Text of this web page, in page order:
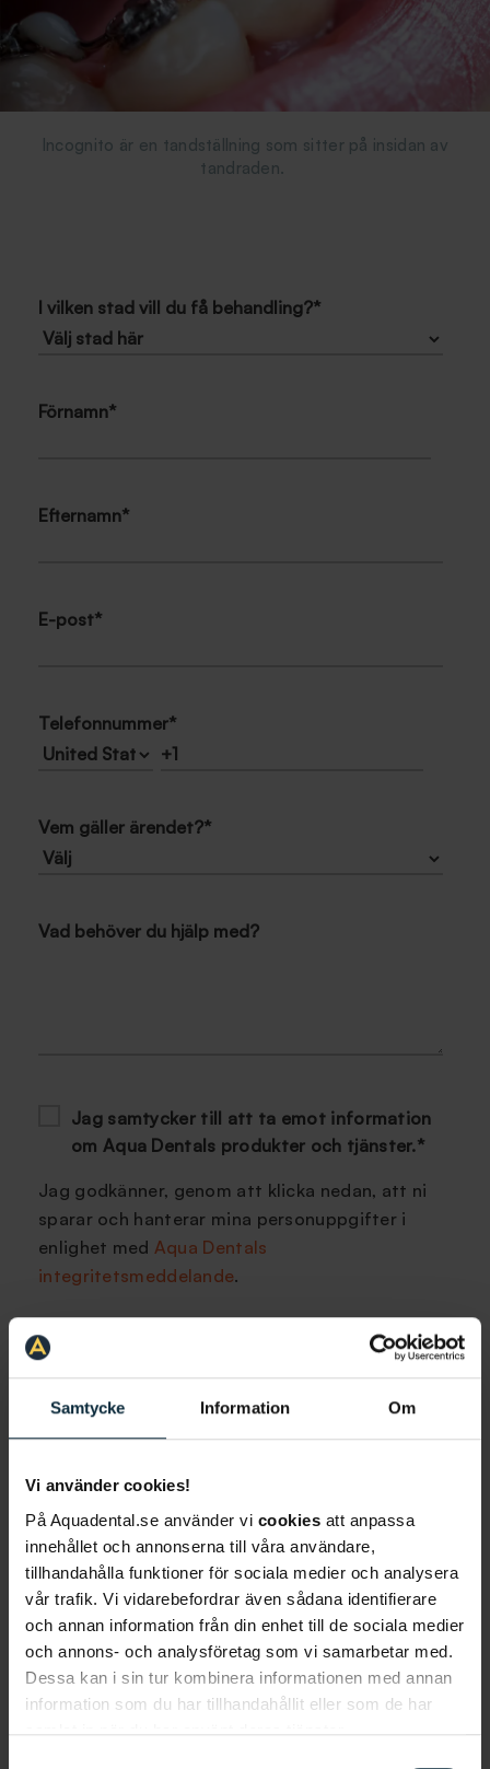
Samtycke Information Om
Vi använder cookies!
På Aquadental.se använder vi cookies att anpassa
innehållet och annonserna till våra användare,
tillhandahålla funktioner för sociala medier och analysera
vår trafik. Vi vidarebefordrar även sådana identifierare
och annan information från din enhet till de sociala medier
och annons- och analysföretag som vi samarbetar med.
Dessa kan i sin tur kombinera informationen med annan
information som du har tillhandahållit eller som de har
samlat in när du har använt deras tjänster.
Incognito är en tandställning som sitter på insidan av
tandraden.
I vilken stad vill du få behandling?*
Förnamn*
Efternamn*
E-post*
Telefonnummer*
Vem gäller ärendet?*
Vad behöver du hjälp med?
Jag samtycker till att ta emot information
om Aqua Dentals produkter och tjänster.*
Jag godkänner, genom att klicka nedan, att ni
sparar och hanterar mina personuppgifter i
enlighet med Aqua Dentals
integritetsmeddelande.
Behandlingen – steg för steg
Behandlingsprocessen skiljer sig inte speciellt från
andra behandlingar med tandställning.
Konsultation
Det första steget i en tandregleringsbehandling är
en konsultation, ett inledande samtal med din